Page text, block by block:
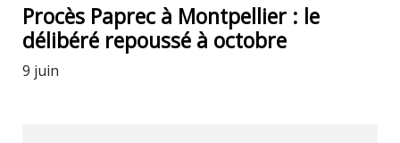
Procès Paprec à Montpellier : le
délibéré repoussé à octobre
9 juin